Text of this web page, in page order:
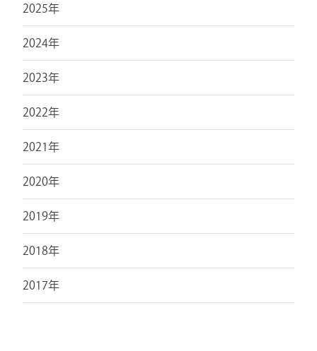
2025年
2024年
2023年
2022年
2021年
2020年
2019年
2018年
2017年